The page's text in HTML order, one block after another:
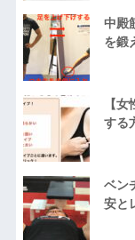
中殿
を鍛
【
する
ベン
安と